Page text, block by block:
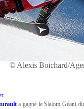
© Alexis Boichard/
a gagné le Slalom Géant